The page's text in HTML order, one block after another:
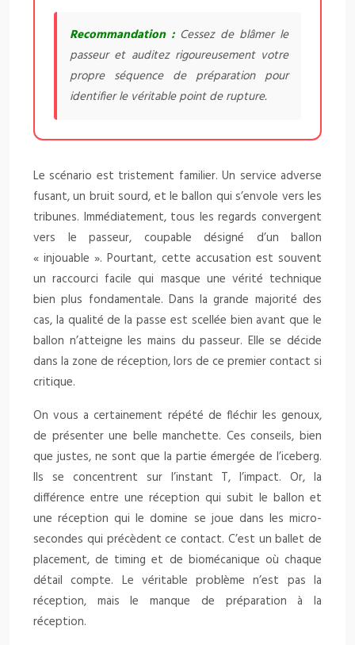
Recommandation :Cessez de blâmer le
passeur et auditez rigoureusement votre
propre séquence de préparation pour
identifier le véritable point de rupture.
Le scénario est tristement familier. Un service adverse
fusant, un bruit sourd, et le ballon qui s’envole vers les
tribunes. Immédiatement, tous les regards convergent
vers le passeur, coupable désigné d’un ballon
« injouable ». Pourtant, cette accusation est souvent
un raccourci facile qui masque une vérité technique
bien plus fondamentale. Dans la grande majorité des
cas, la qualité de la passe est scellée bien avant que le
ballon n’atteigne les mains du passeur. Elle se décide
dans la zone de réception, lors de ce premier contact si
critique.
On vous a certainement répété de fléchir les genoux,
de présenter une belle manchette. Ces conseils, bien
que justes, ne sont que la partie émergée de l’iceberg.
Ils se concentrent sur l’instant T, l’impact. Or, la
différence entre une réception qui subit le ballon et
une réception qui le domine se joue dans les micro-
secondes qui précèdent ce contact. C’est un ballet de
placement, de timing et de biomécanique où chaque
détail compte. Le véritable problème n’est pas la
réception, mais le manque de préparation à la
réception.